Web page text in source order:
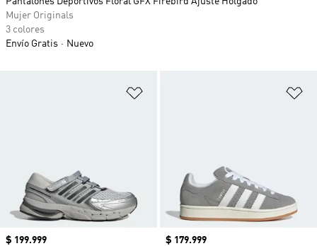
Precio
$ 199.999
Precio
$ 179.999
Mujer Originals
3 colores
Envío Gratis
Nuevo